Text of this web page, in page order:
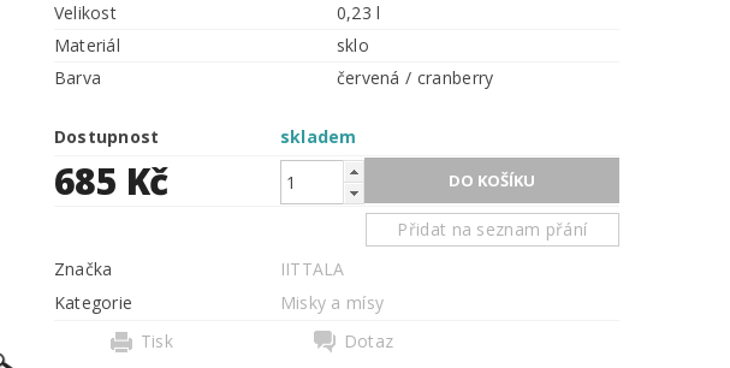
Velikost
0,23 l
Materiál
sklo
Barva
červená / cranberry
Dostupnost skladem
685 Kč
Přidat na seznam přání
Značka
IITTALA
Kategorie
Misky a mísy
Tisk
Dotaz